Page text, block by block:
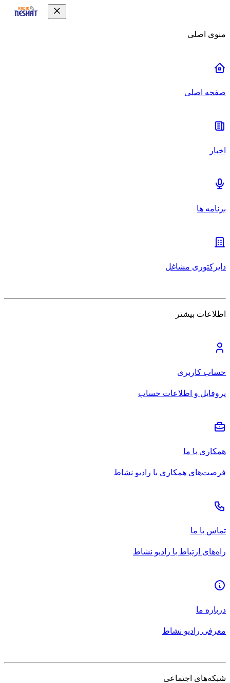
منوی اصلی
صفحه اصلی
اخبار
برنامه ها
دایرکتوری مشاغل
اطلاعات بیشتر
حساب کاربری
پروفایل و اطلاعات حساب
همکاری با ما
فرصت‌های همکاری با رادیو نشاط
تماس با ما
راه‌های ارتباط با رادیو نشاط
درباره ما
معرفی رادیو نشاط
شبکه‌های اجتماعی